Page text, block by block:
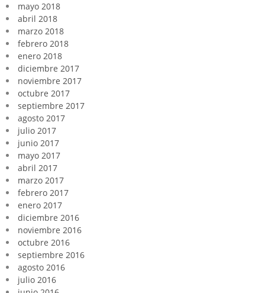
mayo 2018
abril 2018
marzo 2018
febrero 2018
enero 2018
diciembre 2017
noviembre 2017
octubre 2017
septiembre 2017
agosto 2017
julio 2017
junio 2017
mayo 2017
abril 2017
marzo 2017
febrero 2017
enero 2017
diciembre 2016
noviembre 2016
octubre 2016
septiembre 2016
agosto 2016
julio 2016